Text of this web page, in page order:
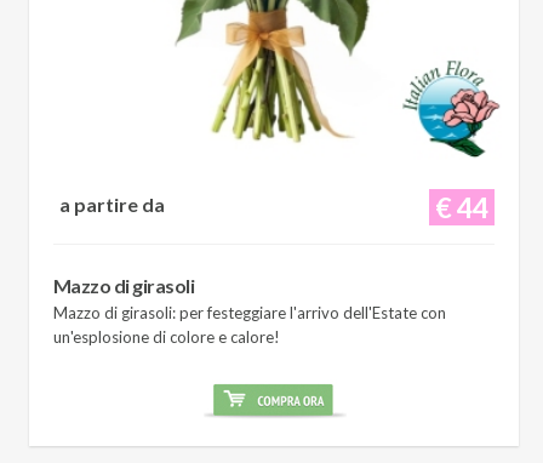
€ 44
a partire da
Mazzo di girasoli
Mazzo di girasoli: per festeggiare l'arrivo dell'Estate con
un'esplosione di colore e calore!